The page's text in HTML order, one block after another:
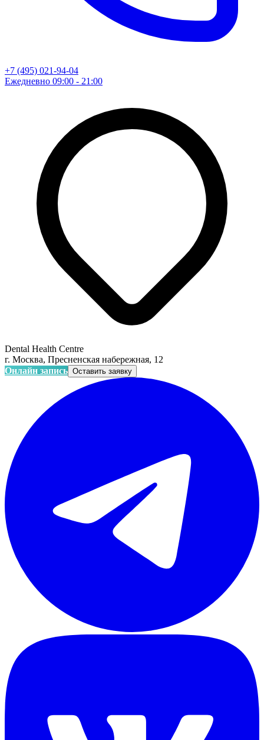
+7 (495) 021-94-04
Ежедневно 09:00 - 21:00
Dental Health Centre
г. Москва, Пресненская набережная, 12
Онлайн запись Оставить заявку